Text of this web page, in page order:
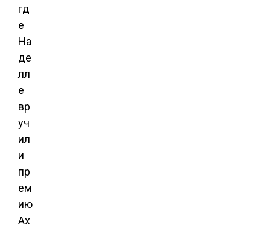
гд
е
На
де
лл
е
вр
уч
ил
и
пр
ем
ию
Ax